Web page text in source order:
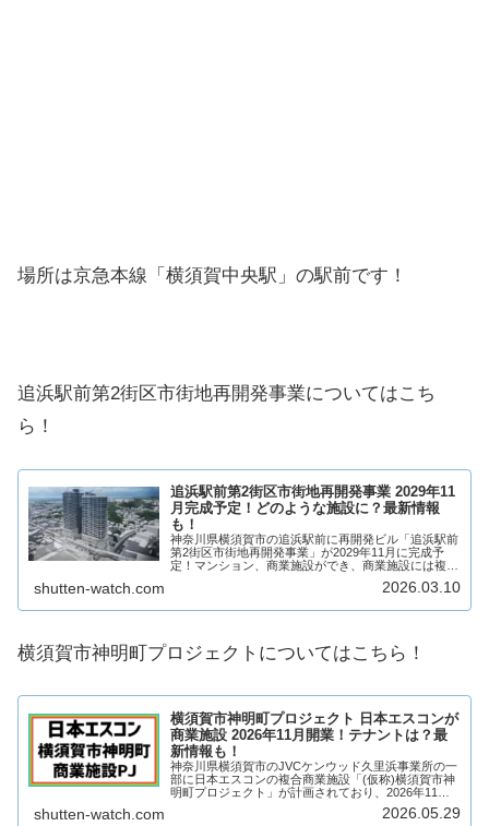
場所は京急本線「横須賀中央駅」の駅前です！
追浜駅前第2街区市街地再開発事業についてはこち
ら！
追浜駅前第2街区市街地再開発事業 2029年11
月完成予定！どのような施設に？最新情報
も！
神奈川県横須賀市の追浜駅前に再開発ビル「追浜駅前
第2街区市街地再開発事業」が2029年11月に完成予
定！マンション、商業施設ができ、商業施設には複数
開発事業について、テナントや開業日について見...
shutten-watch.com 2026.03.10
横須賀市神明町プロジェクトについてはこちら！
横須賀市神明町プロジェクト 日本エスコンが
商業施設 2026年11月開業！テナントは？最
新情報も！
神奈川県横須賀市のJVCケンウッド久里浜事業所の一
部に日本エスコンの複合商業施設「(仮称)横須賀市神
明町プロジェクト」が計画されており、2026年11月
開業予定！日本エスコンが用地を取得し、食品スーパ
ーマーケットやホームセンター「コーナン」...
shutten-watch.com 2026.05.29